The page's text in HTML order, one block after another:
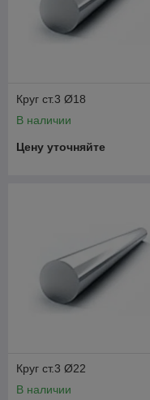
Круг ст.3 Ø18
В наличии
Цену уточняйте
Круг ст.3 Ø22
В наличии